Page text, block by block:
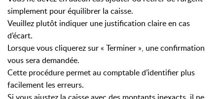
simplement pour équilibrer la caisse.
Veuillez plutôt indiquer une justification claire en cas
d’écart.
Lorsque vous cliquerez sur « Terminer », une confirmation
vous sera demandée.
Cette procédure permet au comptable d’identifier plus
facilement les erreurs.